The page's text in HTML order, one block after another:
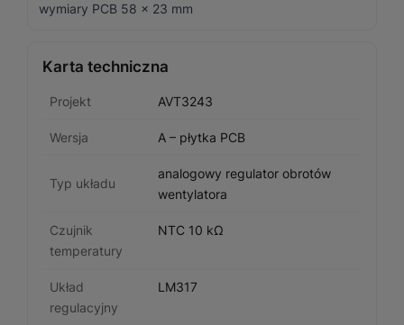
wymiary PCB 58 × 23 mm
Karta techniczna
Projekt AVT3243
Wersja A – płytka PCB
Typ układu
analogowy regulator obrotów
wentylatora
Czujnik
temperatury
NTC 10 kΩ
Układ
regulacyjny
LM317